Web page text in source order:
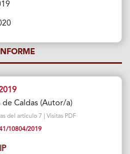
Caldas (Autor/a)
del artículo 7 | Visitas PDF
10804/2019